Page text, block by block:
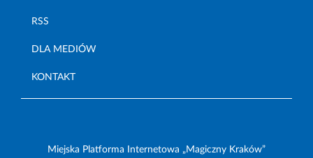
RSS
DLA MEDIÓW
KONTAKT
Miejska Platforma Internetowa „Magiczny Kraków”